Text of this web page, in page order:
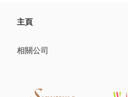
主頁
相關公司